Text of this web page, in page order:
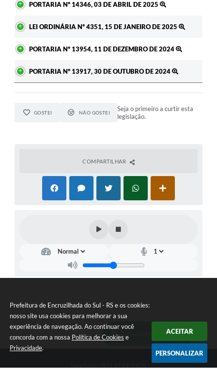
Prefeitura de Encruzilhada do Sul - RS e os cookies:
nosso site usa cookies para melhorar a sua
experiência de navegação. Ao continuar você
concorda com a nossa Política de Cookies e
Privacidade.
ACEITAR
PERSONALIZAR
PORTARIA Nº 14346, 03 DE ABRIL DE 2025
LEI ORDINÁRIA Nº 4351, 15 DE JANEIRO DE 2025
PORTARIA Nº 13954, 11 DE DEZEMBRO DE 2024
PORTARIA Nº 13917, 30 DE OUTUBRO DE 2024
GOSTEI NÃO GOSTEI
Seja o primeiro a curtir esta
legislação.
COMPARTILHAR
Ouvidoria Municipal